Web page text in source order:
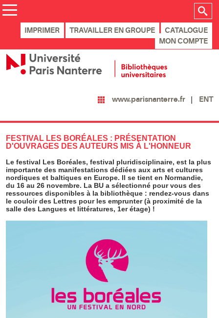
IMPRIMER TRAVAILLER EN GROUPE
CATALOGUE
MON COMPTE
www.parisnanterre.fr ENT
FESTIVAL LES BORÉALES : PRÉSENTATION
D'OUVRAGES DES AUTEURS MIS À L'HONNEUR
Le festival Les Boréales, festival pluridisciplinaire, est la plus
importante des manifestations dédiées aux arts et cultures
nordiques et baltiques en Europe. Il se tient en Normandie,
du 16 au 26 novembre. La BU a sélectionné pour vous des
ressources disponibles à la bibliothèque : rendez-vous dans
le couloir des Lettres pour les emprunter (à proximité de la
salle des Langues et littératures, 1er étage) !